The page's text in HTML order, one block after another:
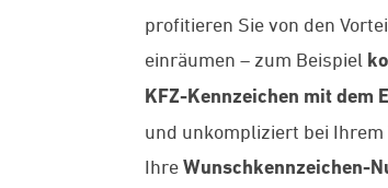
profitieren Sie von den
einräumen – zum Beispiel
KFZ-Kennzeichen mit dem E
und unkompliziert bei Ihrem
Ihre Wunschkennzeichen-